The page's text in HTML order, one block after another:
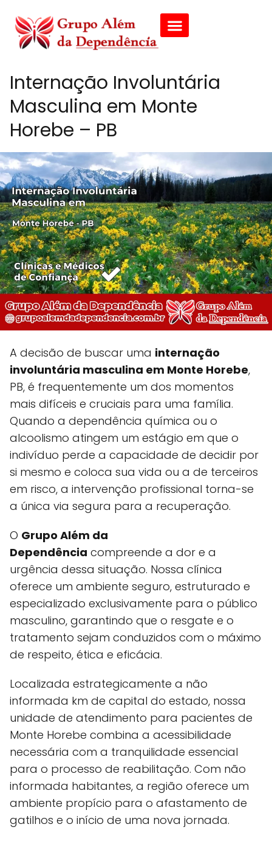
Internação Involuntária
Masculina em Monte
Horebe – PB
A decisão de buscar uma internação
involuntária masculina em Monte Horebe,
PB, é frequentemente um dos momentos
mais difíceis e cruciais para uma família.
Quando a dependência química ou o
alcoolismo atingem um estágio em que o
indivíduo perde a capacidade de decidir por
si mesmo e coloca sua vida ou a de terceiros
em risco, a intervenção profissional torna-se
a única via segura para a recuperação.
O Grupo Além da
Dependência compreende a dor e a
urgência dessa situação. Nossa clínica
oferece um ambiente seguro, estruturado e
especializado exclusivamente para o público
masculino, garantindo que o resgate e o
tratamento sejam conduzidos com o máximo
de respeito, ética e eficácia.
Localizada estrategicamente a não
informada km de capital do estado, nossa
unidade de atendimento para pacientes de
Monte Horebe combina a acessibilidade
necessária com a tranquilidade essencial
para o processo de reabilitação. Com não
informada habitantes, a região oferece um
ambiente propício para o afastamento de
gatilhos e o início de uma nova jornada.